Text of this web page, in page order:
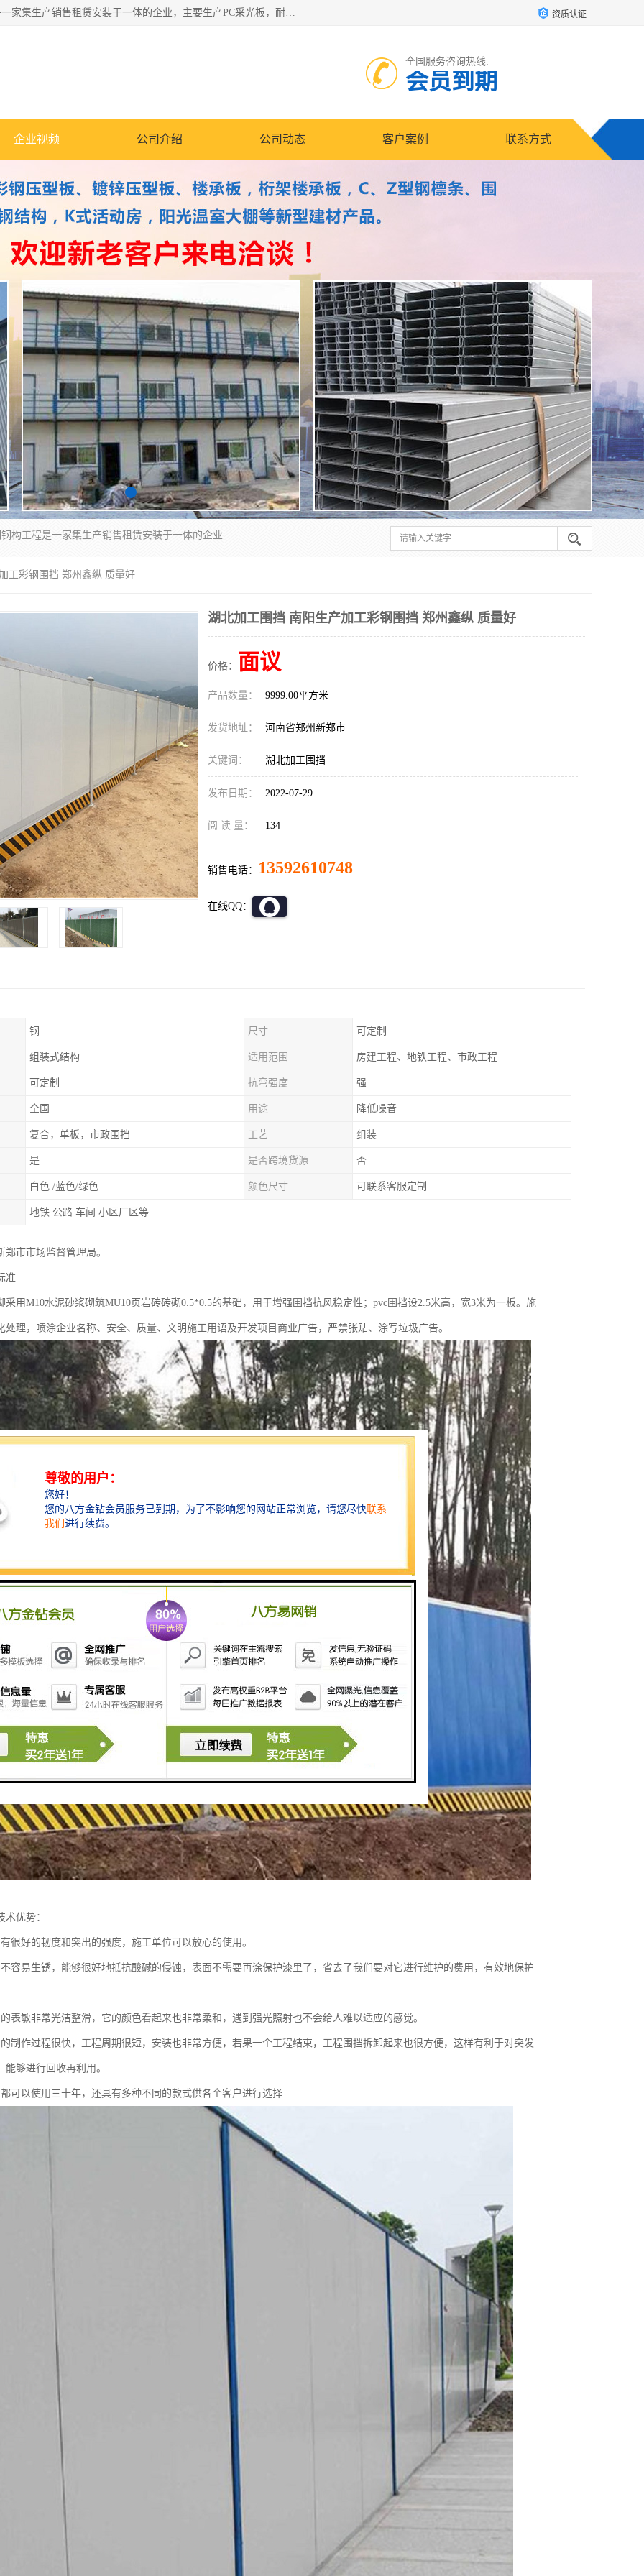
郑州鑫纵建材有限公司供应阳光板，彩钢板，彩钢钢构工程是一家集生产销售租赁安装于一体的企业，主要生产PC采光板，耐力板，仿古琉璃采光板，岩棉板、彩钢压型板、镀锌压型板、桁架楼承板，C、Z型钢檩条、围挡板、轻钢结构，阳光温室大棚等新型建材产品。公司旗下有多台移动式高空压瓦机租赁，承接全国各地业务，专业对外租赁各种型号压瓦机。 资质认证
全国服务咨询热线:
会员到期
企业视频 公司介绍 公司动态 客户案例 联系方式
郑州鑫纵建材有限公司供应阳光板，彩钢板，彩钢钢构工程是一家集生产销售租赁安装于一体的企业，主要生产PC采光板，耐力板，仿古琉璃采光板，岩棉板、彩钢压型板、镀锌压型板、桁架楼承板，C、Z型钢檩条、围挡板、轻钢结构，阳光温室大棚等新型建材产品。公司旗下有多台移动式高空压瓦机租赁，承接全国各地业务，专业对外租赁各种型号压瓦机。
工彩钢围挡 郑州鑫纵 质量好
湖北加工围挡 南阳生产加工彩钢围挡 郑州鑫纵 质量好
价格： 面议
产品数量： 9999.00平方米
发货地址： 河南省郑州新郑市
关键词： 湖北加工围挡
发布日期： 2022-07-29
阅 读 量： 134
销售电话： 13592610748
在线QQ：
钢 尺寸 可定制
组装式结构 适用范围 房建工程、地铁工程、市政工程
可定制 抗弯强度 强
全国 用途 降低噪音
复合，单板，市政围挡 工艺 组装
是 是否跨境货源 否
白色 /蓝色/绿色 颜色尺寸 可联系客服定制
地铁 公路 车间 小区厂区等
郑市市场监督管理局。
准
M10水泥砂浆砌筑MU10页岩砖砖砌0.5*0.5的基础，用于增强围挡抗风稳定性；pvc围挡设2.5米高，宽3米为一板。施
处理，喷涂企业名称、安全、质量、文明施工用语及开发项目商业广告，严禁张贴、涂写垃圾广告。
技术优势：
有很好的韧度和突出的强度，施工单位可以放心的使用。
容易生锈，能够很好地抵抗酸碱的侵蚀，表面不需要再涂保护漆里了，省去了我们要对它进行维护的费用，有效地保护
的表敏非常光洁整滑，它的颜色看起来也非常柔和，遇到强光照射也不会给人难以适应的感觉。
制作过程很快，工程周期很短，安装也非常方便，若果一个工程结束，工程围挡拆卸起来也很方便，这样有利于对突发
能够进行回收再利用。
可以使用三十年，还具有多种不同的款式供各个客户进行选择